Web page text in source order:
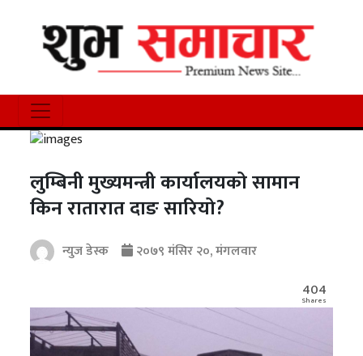
लुम्बिनी मुख्यमन्त्री कार्यालयको सामान
किन रातारात दाङ सारियो?
न्युज डेस्क
२०७९ मंसिर २०, मंगलवार
404
Shares